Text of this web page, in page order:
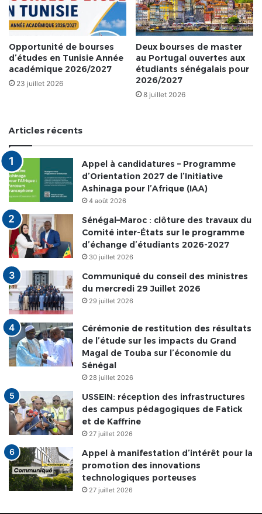
Opportunité de bourses
d’études en Tunisie Année
académique 2026/2027
23 juillet 2026
Deux bourses de master
au Portugal ouvertes aux
étudiants sénégalais pour
2026/2027
8 juillet 2026
Articles récents
Appel à candidatures – Programme
d’Orientation 2027 de l’Initiative
Ashinaga pour l’Afrique (IAA)
4 août 2026
Sénégal–Maroc : clôture des travaux du
Comité inter-États sur le programme
d’échange d’étudiants 2026-2027
30 juillet 2026
Communiqué du conseil des ministres
du mercredi 29 Juillet 2026
29 juillet 2026
Cérémonie de restitution des résultats
de l’étude sur les impacts du Grand
Magal de Touba sur l’économie du
Sénégal
28 juillet 2026
USSEIN: réception des infrastructures
des campus pédagogiques de Fatick
et de Kaffrine
27 juillet 2026
Appel à manifestation d’intérêt pour la
promotion des innovations
technologiques porteuses
27 juillet 2026